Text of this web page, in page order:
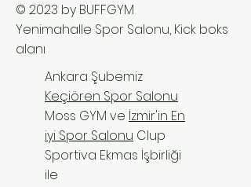
© 2023 by BUFFGYM
Yenimahalle Spor Salonu, Kick boks
alanı
Ankara Şubemiz
Keçiören Spor Salonu
Moss GYM ve İzmir'in En
iyi Spor Salonu Clup
Sportiva Ekmas İşbirliği
ile